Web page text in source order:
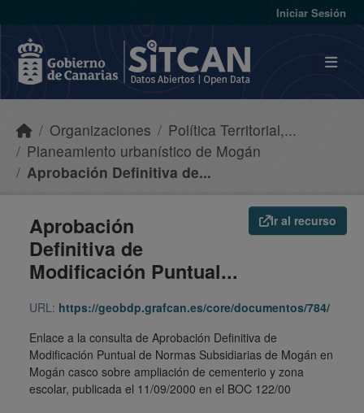
Iniciar Sesión
Organizaciones
Política Territorial,...
Planeamiento urbanístico de Mogán
Aprobación Definitiva de...
Ir al recurso
Aprobación
Definitiva de
Modificación Puntual...
URL: https://geobdp.grafcan.es/core/documentos/784/
Enlace a la consulta de Aprobación Definitiva de
Modificación Puntual de Normas Subsidiarias de Mogán en
Mogán casco sobre ampliación de cementerio y zona
escolar, publicada el 11/09/2000 en el BOC 122/00